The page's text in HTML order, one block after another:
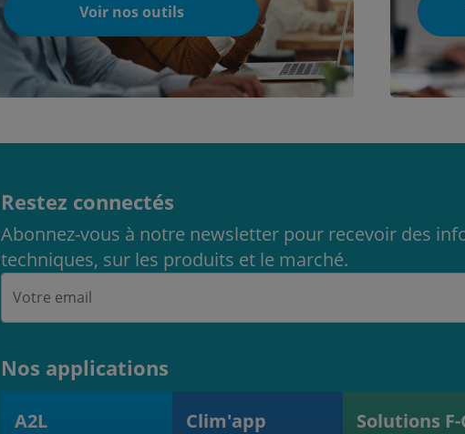
Voir nos outils
Restez connectés
Abonnez-vous à notre newsletter pour recevoir des
techniques, sur les produits et le marché.
Nos applications
A2L Clim'app Solutions F-